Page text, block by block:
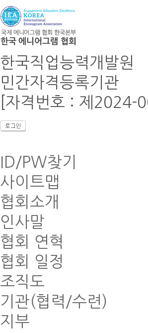
한국직업능력개발원
민간자격등록기관
[자격번호 : 제2024-
ID/PW찾기
사이트맵
협회소개
인사말
협회 연혁
협회 일정
조직도
기관(협력/수련)
지부